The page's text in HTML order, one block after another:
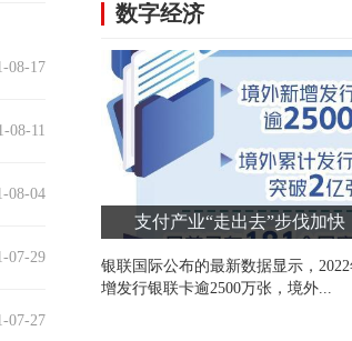
08-17
08-11
08-04
07-29
07-27
数字经济
支付产业“走出去”步伐加快
银联国际公布的最新数据显示，
增发行银联卡逾2500万张，境外...